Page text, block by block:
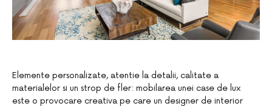
Elemente personalizate, atentie la detalii, calitate a
materialelor si un strop de fler: mobilarea unei case de lux
este o provocare creativa pe care un designer de interior